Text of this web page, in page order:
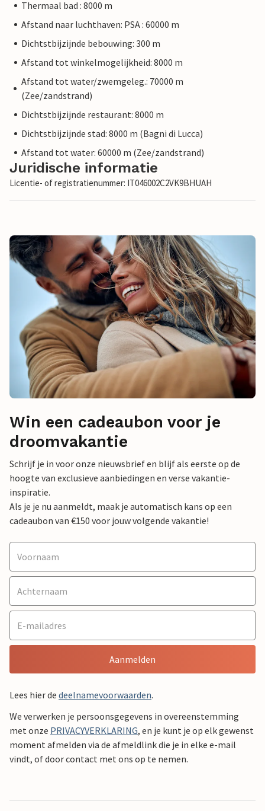
Thermaal bad : 8000 m
Afstand naar luchthaven: PSA : 60000 m
Dichtstbijzijnde bebouwing: 300 m
Afstand tot winkelmogelijkheid: 8000 m
Afstand tot water/zwemgeleg.: 70000 m
(Zee/zandstrand)
Dichtstbijzijnde restaurant: 8000 m
Dichtstbijzijnde stad: 8000 m (Bagni di Lucca)
Afstand tot water: 60000 m (Zee/zandstrand)
Juridische informatie
Licentie- of registratienummer: IT046002C2VK9BHUAH
Win een cadeaubon voor je
droomvakantie
Schrijf je in voor onze nieuwsbrief en blijf als eerste op de
hoogte van exclusieve aanbiedingen en verse vakantie-
inspiratie.
Als je je nu aanmeldt, maak je automatisch kans op een
cadeaubon van €150 voor jouw volgende vakantie!
Aanmelden
Lees hier de deelnamevoorwaarden.
We verwerken je persoonsgegevens in overeenstemming
met onze PRIVACYVERKLARING, en je kunt je op elk gewenst
moment afmelden via de afmeldlink die je in elke e-mail
vindt, of door contact met ons op te nemen.